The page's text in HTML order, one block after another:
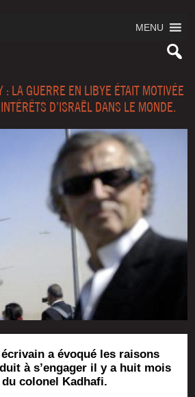
MENU
LA GUERRE EN LIBYE ÉTAIT MOTIVÉE
D’ISRAËL DANS LE MONDE.
a évoqué les raisons
à s’engager il y a huit mois
colonel Kadhafi.